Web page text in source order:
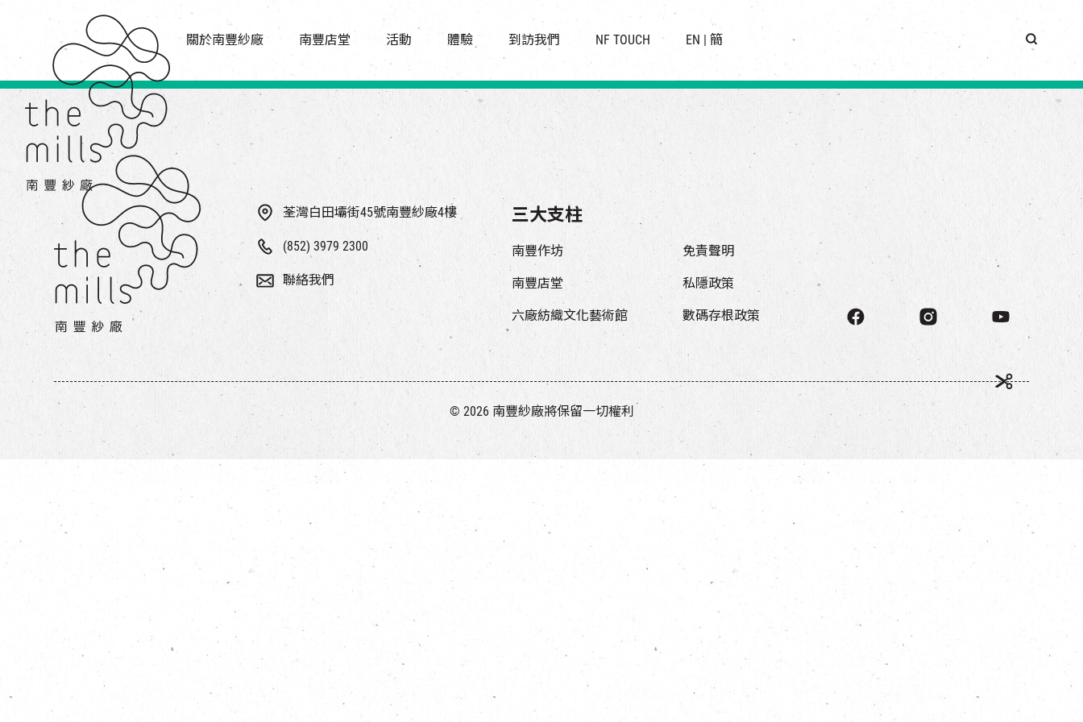
關於南豐紗廠
傳承與歷史
願景
媒體中心
聯絡我們
南豐店堂
商店
活動場地
活動
所有活動
世界之約
導賞團
體驗
走進南豐紗廠
CHAT六廠
南豐作坊
其他體驗
到訪我們
開放時間及位置
穿梭巴士服務
停車場
NF TOUCH EN | 簡
荃灣白田壩街45號南豐紗廠4樓
(852) 3979 2300
聯絡我們
三大支柱
南豐作坊
南豐店堂
六廠紡織文化藝術館
免責聲明
私隱政策
數碼存根政策
© 2026 南豐紗廠將保留一切權利